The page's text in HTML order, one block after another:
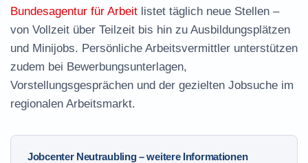
Bundesagentur für Arbeit listet täglich neue Stellen –
von Vollzeit über Teilzeit bis hin zu Ausbildungsplätzen
und Minijobs. Persönliche Arbeitsvermittler unterstützen
zudem bei Bewerbungsunterlagen,
Vorstellungsgesprächen und der gezielten Jobsuche im
regionalen Arbeitsmarkt.
Jobcenter Neutraubling – weitere Informationen